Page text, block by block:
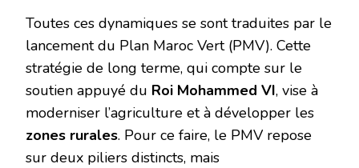
Toutes ces dynamiques se sont traduites par le
lancement du Plan Maroc Vert (PMV). Cette
stratégie de long terme, qui compte sur le
soutien appuyé du Roi Mohammed VI, vise à
moderniser l’agriculture et à développer les
zones rurales. Pour ce faire, le PMV repose
sur deux piliers distincts, mais